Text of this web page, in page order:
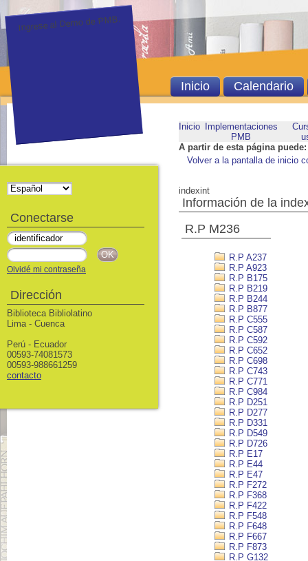
Inicio
Implementaciones
PMB
A partir de esta página puede:
Volver a la pantalla de inicio
indexint
Información de la
R.P M236
R.P A237
R.P A923
R.P B175
R.P B219
R.P B244
R.P B877
R.P C555
R.P C587
R.P C592
R.P C652
R.P C698
R.P C743
R.P C771
R.P C984
R.P D251
R.P D277
R.P D331
R.P D549
R.P D726
R.P E17
R.P E44
R.P E47
R.P F272
R.P F368
R.P F422
R.P F548
R.P F648
R.P F667
R.P F873
R.P G132
Ingrese al Demo de PMB.
Inicio Calendario
Conectarse
Olvidé mi contraseña
Dirección
Biblioteca Bibliolatino
Lima - Cuenca
Perú - Ecuador
00593-74081573
00593-988661259
contacto